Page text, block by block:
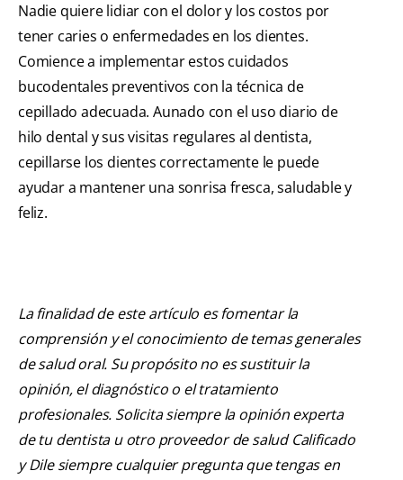
Nadie quiere lidiar con el dolor y los costos por
tener caries o enfermedades en los dientes.
Comience a implementar estos cuidados
bucodentales preventivos con la técnica de
cepillado adecuada. Aunado con el uso diario de
hilo dental y sus visitas regulares al dentista,
cepillarse los dientes correctamente le puede
ayudar a mantener una sonrisa fresca, saludable y
feliz.
La finalidad de este artículo es fomentar la
comprensión y el conocimiento de temas generales
de salud oral. Su propósito no es sustituir la
opinión, el diagnóstico o el tratamiento
profesionales. Solicita siempre la opinión experta
de tu dentista u otro proveedor de salud Calificado
y Dile siempre cualquier pregunta que tengas en